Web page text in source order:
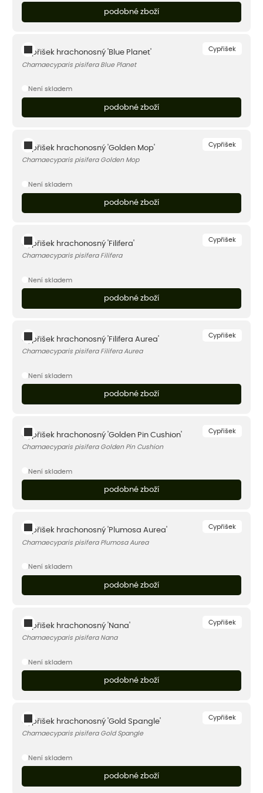
podobné zboží
Cypřišek
Cypřišek hrachonosný 'Blue Planet'
Chamaecyparis pisifera Blue Planet
Není skladem
podobné zboží
Cypřišek
Cypřišek hrachonosný 'Golden Mop'
Chamaecyparis pisifera Golden Mop
Není skladem
podobné zboží
Cypřišek
Cypřišek hrachonosný 'Filifera'
Chamaecyparis pisifera Filifera
Není skladem
podobné zboží
Cypřišek
Cypřišek hrachonosný 'Filifera Aurea'
Chamaecyparis pisifera Filifera Aurea
Není skladem
podobné zboží
Cypřišek
Cypřišek hrachonosný 'Golden Pin Cushion'
Chamaecyparis pisifera Golden Pin Cushion
Není skladem
podobné zboží
Cypřišek
Cypřišek hrachonosný 'Plumosa Aurea'
Chamaecyparis pisifera Plumosa Aurea
Není skladem
podobné zboží
Cypřišek
Cypřišek hrachonosný 'Nana'
Chamaecyparis pisifera Nana
Není skladem
podobné zboží
Cypřišek
Cypřišek hrachonosný 'Gold Spangle'
Chamaecyparis pisifera Gold Spangle
Není skladem
podobné zboží